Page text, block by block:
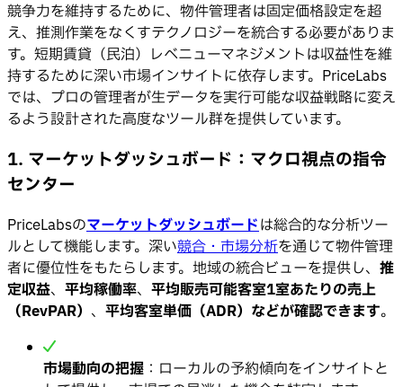
競争力を維持するために、物件管理者は固定価格設定を超
え、推測作業をなくすテクノロジーを統合する必要がありま
す。短期賃貸（民泊）レベニューマネジメントは収益性を維
持するために深い市場インサイトに依存します。PriceLabs
では、プロの管理者が生データを実行可能な収益戦略に変え
るよう設計された高度なツール群を提供しています。
1. マーケットダッシュボード：マクロ視点の指令
センター
PriceLabsのマーケットダッシュボードは総合的な分析ツー
ルとして機能します。深い競合・市場分析を通じて物件管理
者に優位性をもたらします。地域の統合ビューを提供し、 推
定収益、 平均稼働率、 平均販売可能客室1室あたりの売上
（RevPAR） 、 平均客室単価（ADR）などが確認できます。
市場動向の把握 ：ローカルの予約傾向をインサイトと